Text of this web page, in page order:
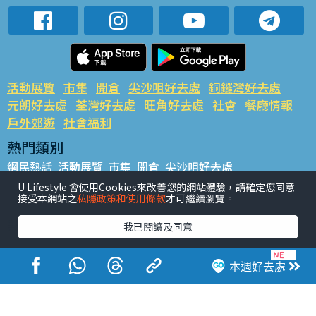
本週好去處
活動展覽 市集 開倉 尖沙咀好去處 銅鑼灣好去處
元朗好去處 荃灣好去處 旺角好去處 社會 餐廳情報
戶外郊遊 社會福利
熱門類別
網民熱話 活動展覽 市集 開倉 尖沙咀好去處
銅鑼灣好去處 元朗好去處 荃灣好去處 旺角好去處 社會
餐廳情報 戶外郊遊
熱門標籤
#UGO搵好去處 #人氣活動推介 #美食社群熱話
#親子玩樂好去處
#ULifestyle應用程式
#限時搶
#UJetso禮物放送
#ULifestyle商戶中心 #著數 #網絡熱話
U Lifestyle 會使用Cookies來改善您的網站體驗，請確定您同意
接受本網站之私隱政策和使用條款才可繼續瀏覽。
我已閱讀及同意